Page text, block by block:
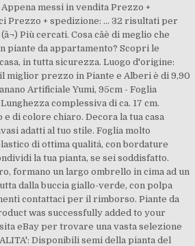
messi in vendita Prezzo +
Prezzo + spedizione: ... 32 risultati per
Più cercati. Cosa câè di meglio che
piante da appartamento? Scopri le
in tutta sicurezza. Luogo d'origine:
il miglior prezzo in Piante e Alberi è di 9,90
Artificiale Yumi, 95cm - Foglia
complessiva di ca. 17 cm.
di colore chiaro. Decora la tua casa
adatti al tuo stile. Foglia molto
di ottima qualitá, con bordature
la tua pianta, se sei soddisfatto.
formano un largo ombrello in cima ad un
dalla buccia giallo-verde, con polpa
contattaci per il rimborso. Piante da
was successfully added to your
eBay per trovare una vasta selezione
Disponibili semi della pianta del